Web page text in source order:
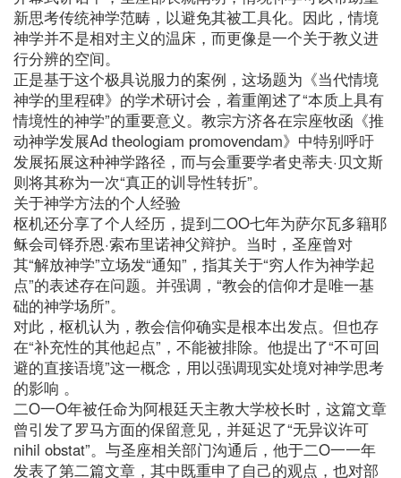
新思考传统神学范畴，以避免其被工具化。因此，情境
神学并不是相对主义的温床，而更像是一个关于教义进
行分辨的空间。
正是基于这个极具说服力的案例，这场题为《当代情境
神学的里程碑》的学术研讨会，着重阐述了“本质上具有
情境性的神学”的重要意义。教宗方济各在宗座牧函《推
动神学发展Ad theologiam promovendam》中特别呼吁
发展拓展这种神学路径，而与会重要学者史蒂夫·贝文斯
则将其称为一次“真正的训导性转折”。
关于神学方法的个人经验
枢机还分享了个人经历，提到二OO七年为萨尔瓦多籍耶
稣会司铎乔恩·索布里诺神父辩护。当时，圣座曾对
其“解放神学”立场发“通知”，指其关于“穷人作为神学起
点”的表述存在问题。并强调，“教会的信仰才是唯一基
础的神学场所”。
对此，枢机认为，教会信仰确实是根本出发点。但也存
在“补充性的其他起点”，不能被排除。他提出了“不可回
避的直接语境”这一概念，用以强调现实处境对神学思考
的影响 。
二O一O年被任命为阿根廷天主教大学校长时，这篇文章
曾引发了罗马方面的保留意见，并延迟了“无异议许可
nihil obstat”。与圣座相关部门沟通后，他于二O一一年
发表了第二篇文章，其中既重申了自己的观点，也对部